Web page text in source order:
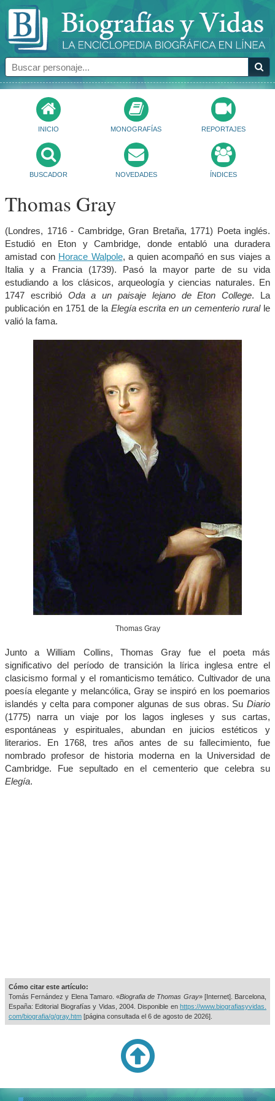
INICIO MONOGRAFÍAS REPORTAJES
BUSCADOR NOVEDADES ÍNDICES
Thomas Gray
(Londres, 1716 - Cambridge, Gran Bretaña, 1771) Poeta inglés.
Estudió en Eton y Cambridge, donde entabló una duradera
amistad con Horace Walpole, a quien acompañó en sus viajes a
Italia y a Francia (1739). Pasó la mayor parte de su vida
estudiando a los clásicos, arqueología y ciencias naturales. En
1747 escribió Oda a un paisaje lejano de Eton College. La
publicación en 1751 de la Elegía escrita en un cementerio ruralle
valió la fama.
Thomas Gray
Junto a William Collins, Thomas Gray fue el poeta más
significativo del período de transición la lírica inglesa entre el
clasicismo formal y el romanticismo temático. Cultivador de una
poesía elegante y melancólica, Gray se inspiró en los poemarios
islandés y celta para componer algunas de sus obras. Su Diario
(1775) narra un viaje por los lagos ingleses y sus cartas,
espontáneas y espirituales, abundan en juicios estéticos y
literarios. En 1768, tres años antes de su fallecimiento, fue
nombrado profesor de historia moderna en la Universidad de
Cambridge. Fue sepultado en el cementerio que celebra su
Elegía.
Cómo citar este artículo:
Tomás Fernández y Elena Tamaro. «Biografia de Thomas Gray» [Internet]. Barcelona,
España: Editorial Biografías y Vidas, 2004. Disponible en https://www.biografiasyvidas.
com/biografia/g/gray.htm [página consultada el 6 de agosto de 2026].